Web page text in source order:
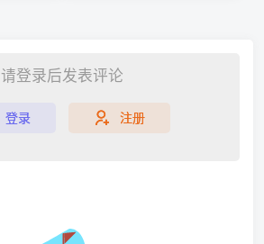
请登录后发表评论
登录 注册